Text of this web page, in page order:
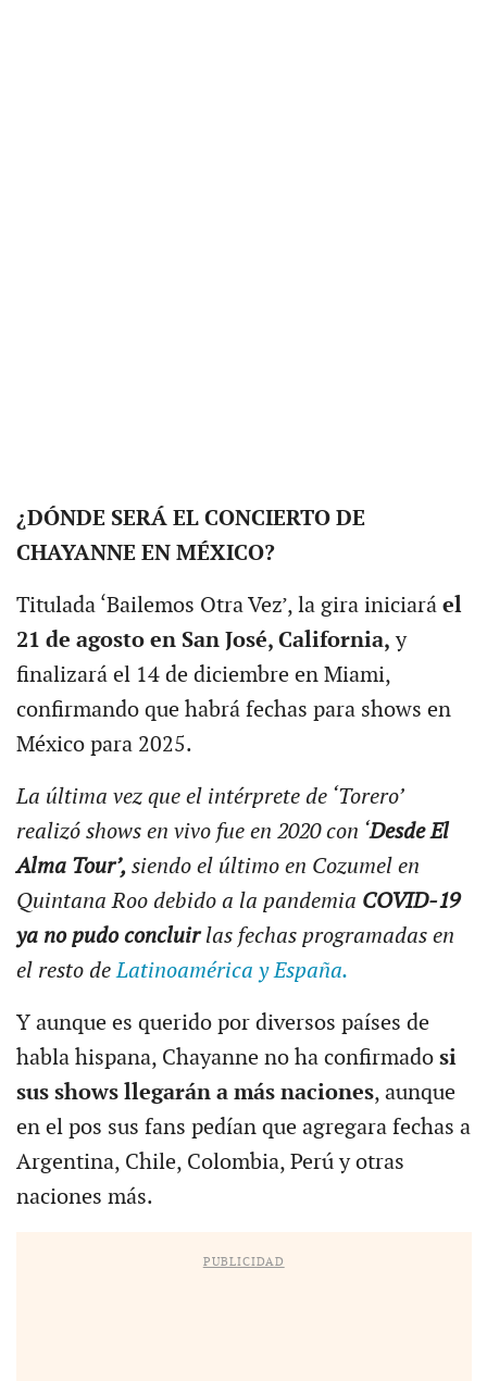
¿DÓNDE SERÁ EL CONCIERTO DE
CHAYANNE EN MÉXICO?
Titulada ‘Bailemos Otra Vez’, la gira iniciará el
21 de agosto en San José, California, y
finalizará el 14 de diciembre en Miami,
confirmando que habrá fechas para shows en
México para 2025.
La última vez que el intérprete de ‘Torero’
realizó shows en vivo fue en 2020 con ‘Desde El
Alma Tour’, siendo el último en Cozumel en
Quintana Roo debido a la pandemia COVID-19
ya no pudo concluir las fechas programadas en
el resto deLatinoamérica y España.
Y aunque es querido por diversos países de
habla hispana, Chayanne no ha confirmado si
sus shows llegarán a más naciones, aunque
en el pos sus fans pedían que agregara fechas a
Argentina, Chile, Colombia, Perú y otras
naciones más.
PUBLICIDAD